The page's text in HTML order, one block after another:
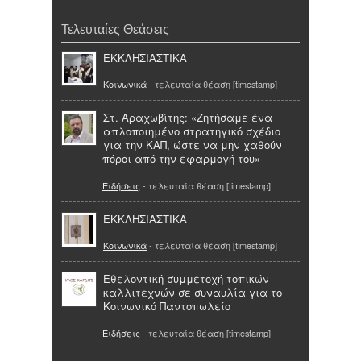
Τελευταίες Θεάσεις
ΕΚΚΛΗΣΙΑΣΤΙΚΑ
Κοινωνικά- τελευταία θέαση [timestamp]
Στ. Αραχωβίτης: «Ζητήσαμε ένα
απλοποιημένο στρατηγικό σχέδιο
για την ΚΑΠ, ώστε να μην χαθούν
πόροι από την εφαρμογή του»
Ειδήσεις - τελευταία θέαση [timestamp]
ΕΚΚΛΗΣΙΑΣΤΙΚΑ
Κοινωνικά- τελευταία θέαση [timestamp]
Εθελοντική συμμετοχή τοπικών
καλλιτεχνών σε συναυλία για το
Κοινωνικό Παντοπωλείο
Ειδήσεις - τελευταία θέαση [timestamp]